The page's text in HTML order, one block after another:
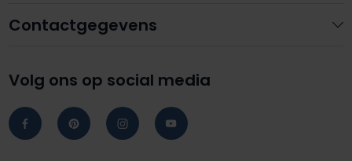
Contactgegevens
Volg ons op social media